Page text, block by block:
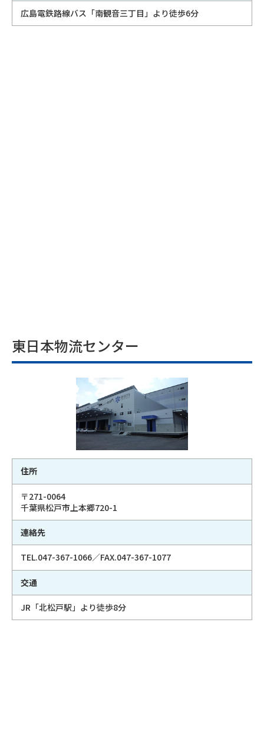
広島電鉄路線バス「南観音三丁目」より徒歩6分
東日本物流センター
住所
〒271-0064
千葉県松戸市上本郷720-1
連絡先
TEL.047-367-1066／FAX.047-367-1077
交通
JR「北松戸駅」より徒歩8分